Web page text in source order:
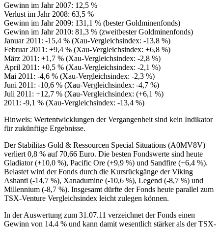
Gewinn im Jahr 2007: 12,5 %
Verlust im Jahr 2008: 63,5 %
Gewinn im Jahr 2009: 131,1 % (bester Goldminenfonds)
Gewinn im Jahr 2010: 81,3 % (zweitbester Goldminenfonds)
Januar 2011: -15,4 % (Xau-Vergleichsindex: -13,8 %)
Februar 2011: +9,4 % (Xau-Vergleichsindex: +6,8 %)
März 2011: +1,7 % (Xau-Vergleichsindex: -2,8 %)
April 2011: +0,5 % (Xau-Vergleichsindex: -2,1 %)
Mai 2011: -4,6 % (Xau-Vergleichsindex: -2,3 %)
Juni 2011: -10,6 % (Xau-Vergleichsindex: -4,7 %)
Juli 2011: +12,7 % (Xau-Vergleichsindex: (+6,1 %)
2011: -9,1 % (Xau-Vergleichsindex: -13,4 %)
Hinweis: Wertentwicklungen der Vergangenheit sind kein Indikator
für zukünftige Ergebnisse.
Der Stabilitas Gold & Ressourcen Special Situations (A0MV8V)
verliert 0,8 % auf 70,66 Euro. Die besten Fondswerte sind heute
Gladiator (+10,0 %), Pacific Ore (+9,9 %) und Sandfire (+6,4 %).
Belastet wird der Fonds durch die Kursrückgänge der Viking
Ashanti (-14,7 %), Xanadumine (-10,6 %), Legend (-8,7 %) und
Millennium (-8,7 %). Insgesamt dürfte der Fonds heute parallel zum
TSX-Venture Vergleichsindex leicht zulegen können.
In der Auswertung zum 31.07.11 verzeichnet der Fonds einen
Gewinn von 14,4 % und kann damit wesentlich stärker als der TSX-